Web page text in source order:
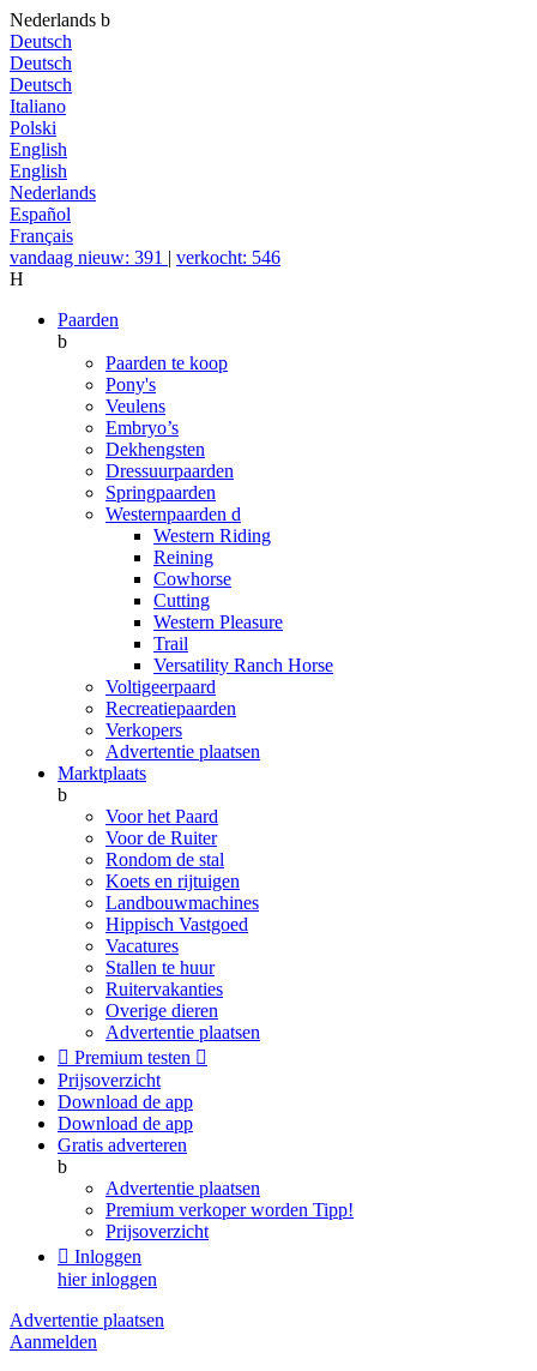
Nederlands b
Deutsch
Deutsch
Deutsch
Italiano
Polski
English
English
Nederlands
Español
Français
vandaag nieuw: 391 | verkocht: 546
H
Paarden
b
Paarden te koop
Pony's
Veulens
Embryo’s
Dekhengsten
Dressuurpaarden
Springpaarden
Westernpaarden d
Western Riding
Reining
Cowhorse
Cutting
Western Pleasure
Trail
Versatility Ranch Horse
Voltigeerpaard
Recreatiepaarden
Verkopers
Advertentie plaatsen
Marktplaats
b
Voor het Paard
Voor de Ruiter
Rondom de stal
Koets en rijtuigen
Landbouwmachines
Hippisch Vastgoed
Vacatures
Stallen te huur
Ruitervakanties
Overige dieren
Advertentie plaatsen
 Premium testen 
Prijsoverzicht
Download de app
Download de app
Gratis adverteren
b
Advertentie plaatsen
Premium verkoper worden Tipp!
Prijsoverzicht
 Inloggen
hier inloggen
Advertentie plaatsen
Aanmelden